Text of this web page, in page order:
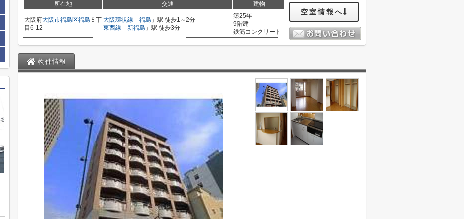
所在地 交通 建物
大阪府大阪市福島区福島 ５丁
目6-12
大阪環状線 「 福島 」駅 徒歩1～2分
東西線 「 新福島 」駅 徒歩3分
築25年
9階建
鉄筋コンクリート
空室情報へ
物件情報